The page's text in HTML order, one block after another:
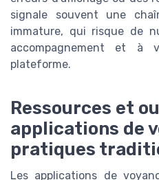
signale souvent une
immature, qui risque de
accompagnement et à
plateforme.
Ressources et
applications de
pratiques
Les applications de